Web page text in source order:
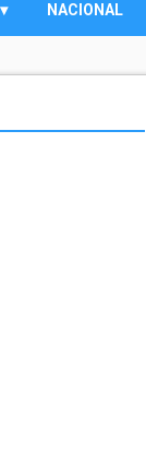
NACIONAL